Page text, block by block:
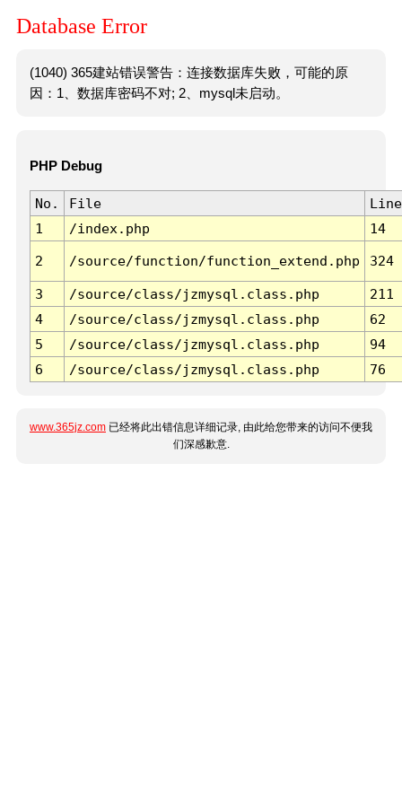
Database Error
(1040) 365建站错误警告：连接数据库失败，可能的原
因：1、数据库密码不对; 2、mysql未启动。
PHP Debug
No. File
Line
1
/index.php 14
2 /source/function/function_extend.php 324
3 /source/class/jzmysql.class.php
211
4
/source/class/jzmysql.class.php
62
5
/source/class/jzmysql.class.php
94
6
/source/class/jzmysql.class.php 76
www.365jz.com 已经将此出错信息详细记录, 由此给您带来的访问不便我
们深感歉意.